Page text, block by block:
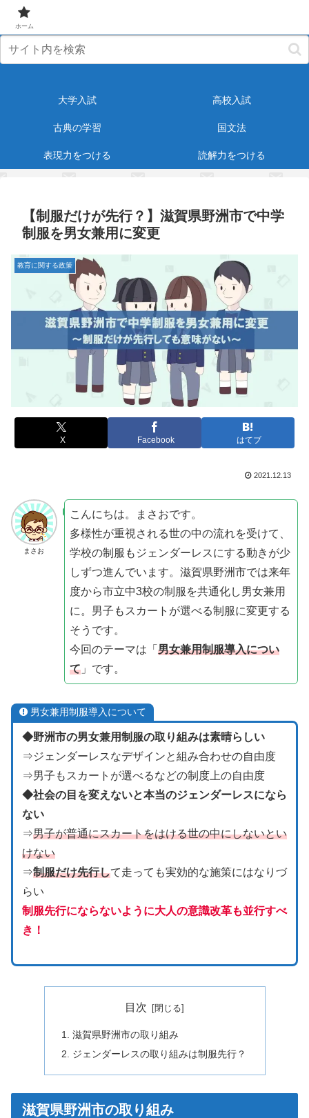
大学入試 高校入試
古典の学習 国文法
表現力をつける 読解力をつける
【制服だけが先行？】滋賀県野洲市で中学
制服を男女兼用に変更
教育に関する政策
X Facebook はてブ
2021.12.13
まさお
こんにちは。まさおです。
多様性が重視される世の中の流れを受けて、
学校の制服もジェンダーレスにする動きが少
しずつ進んでいます。滋賀県野洲市では来年
度から市立中3校の制服を共通化し男女兼用
に。男子もスカートが選べる制服に変更する
そうです。
今回のテーマは「 男女兼用制服導入につい
て」です。
男女兼用制服導入について
◆野洲市の男女兼用制服の取り組みは素晴らしい
⇒ジェンダーレスなデザインと組み合わせの自由度
⇒男子もスカートが選べるなどの制度上の自由度
◆社会の目を変えないと本当のジェンダーレスになら
ない
⇒男子が普通にスカートをはける世の中にしないとい
けない
⇒制服だけ先行して走っても実効的な施策にはなりづ
らい
制服先行にならないように大人の意識改革も並行すべ
き！
目次
滋賀県野洲市の取り組み
ジェンダーレスの取り組みは制服先行？
滋賀県野洲市の取り組み
ホーム